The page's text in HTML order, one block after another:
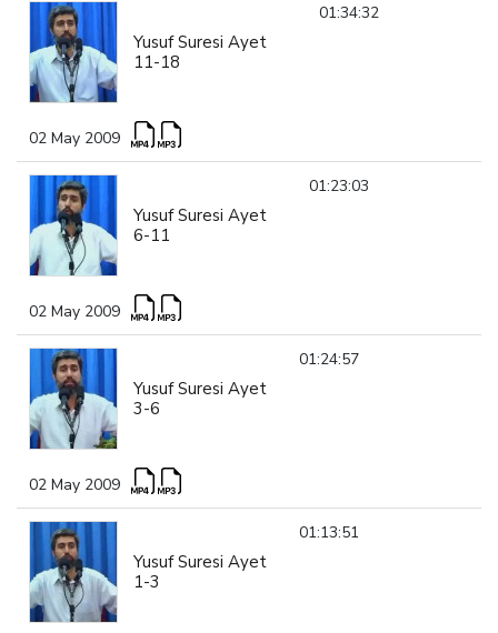
Yusuf Suresi Ayet
11-18
01:34:32
02 May 2009
Yusuf Suresi Ayet
6-11
01:23:03
02 May 2009
Yusuf Suresi Ayet
3-6
01:24:57
02 May 2009
Yusuf Suresi Ayet
1-3
01:13:51